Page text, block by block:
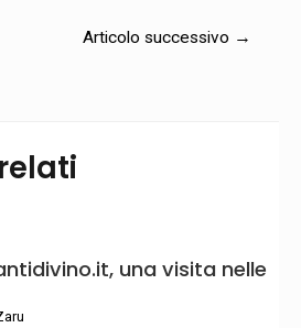
Articolo successivo →
una visita nelle